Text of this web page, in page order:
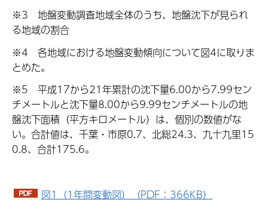
※3 地盤変動調査地域全体のうち、地盤沈下が見られ
る地域の割合
※4 各地域における地盤変動傾向について図4に取りま
とめた。
※5 平成17から21年累計の沈下量6.00から7.99セン
チメートルと沈下量8.00から9.99センチメートルの地
盤沈下面積（平方キロメートル）は、個別の数値がな
い。合計値は、千葉・市原0.7、北総24.3、九十九里15
0.8、合計175.6。
図1（1年間変動図）（PDF：366KB）